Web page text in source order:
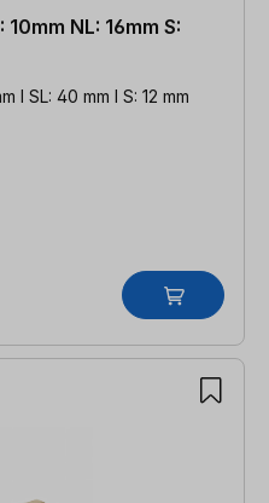
NL: 16mm S:
l SL: 40 mm l S: 12 mm